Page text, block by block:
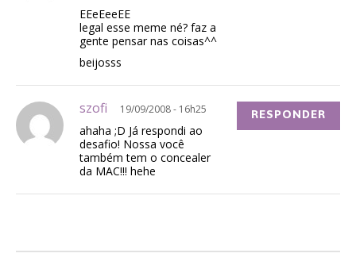
EEeEeeEE
legal esse meme né? faz a
gente pensar nas coisas^^
beijosss
szofi 19/09/2008 - 16h25
ahaha ;D Já respondi ao
desafio! Nossa você
também tem o concealer
da MAC!!! hehe
RESPONDER